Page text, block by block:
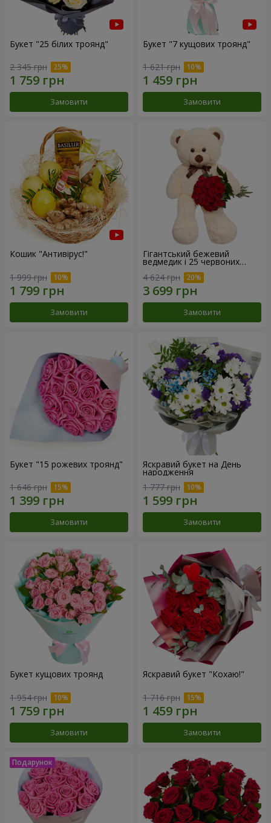
Букет "25 білих троянд"
2 345 грн
Замовити
Букет "7 кущових троянд"
1 621 грн
Замовити
Кошик "Антивірус!"
1 999 грн
Замовити
Гігантський бежевий
ведмедик і 25 червоних
троянд
4 624 грн
Замовити
Букет "15 рожевих троянд"
1 646 грн
Замовити
Яскравий букет на День
народження
1 777 грн
Замовити
Букет кущових троянд
1 954 грн
Замовити
Яскравий букет "Кохаю!"
1 716 грн
Замовити